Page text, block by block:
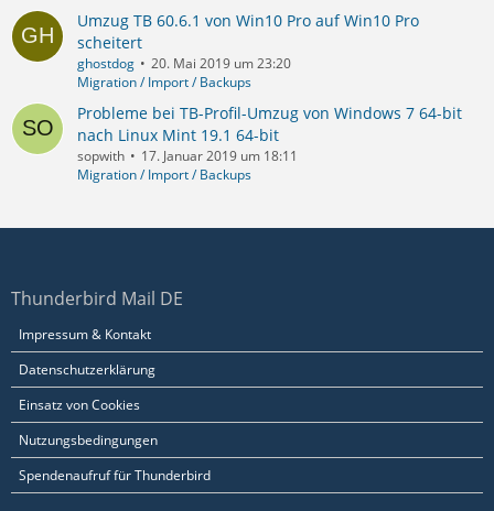
Umzug TB 60.6.1 von Win10 Pro auf Win10 Pro
scheitert
ghostdog
20. Mai 2019 um 23:20
Migration / Import / Backups
Probleme bei TB-Profil-Umzug von Windows 7 64-bit
nach Linux Mint 19.1 64-bit
sopwith
17. Januar 2019 um 18:11
Migration / Import / Backups
Thunderbird Mail DE
Impressum & Kontakt
Datenschutzerklärung
Einsatz von Cookies
Nutzungsbedingungen
Spendenaufruf für Thunderbird